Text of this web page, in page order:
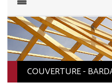
COUVERTURE -